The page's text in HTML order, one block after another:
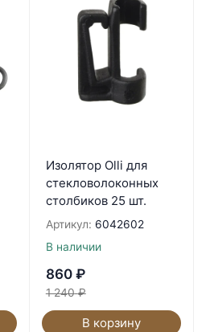
Изолятор Olli для
стекловолоконных
столбиков 25 шт.
Артикул: 6042602
В наличии
860 ₽
1 240 ₽
В корзину